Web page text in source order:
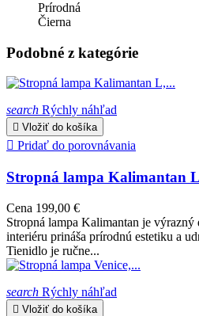
Prírodná
Čierna
Podobné z kategórie
search Rýchly náhľad
 Vložiť do košíka
 Pridať do porovnávania
Stropná lampa Kalimantan
Cena 199,00 €
Stropná lampa Kalimantan je
interiéru prináša prírodnú estetiku a
Tienidlo je ručne...
search Rýchly náhľad
 Vložiť do košíka